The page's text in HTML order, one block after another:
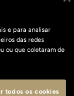
e para analisar
das redes
ou que coletaram de
todos os cookies